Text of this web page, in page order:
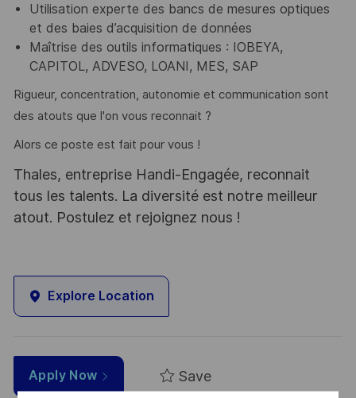
Utilisation experte des bancs de mesures optiques
et des baies d’acquisition de données
Maîtrise des outils informatiques : IOBEYA,
CAPITOL, ADVESO, LOANI, MES, SAP
Rigueur, concentration, autonomie et communication sont
des atouts que l'on vous reconnait ?
Alors ce poste est fait pour vous !
Thales, entreprise Handi-Engagée, reconnait
tous les talents. La diversité est notre meilleur
atout. Postulez et rejoignez nous !
Explore Location
Apply Now Save